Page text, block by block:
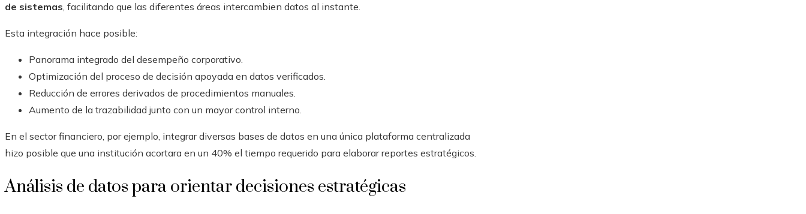
de sistemas, facilitando que las diferentes áreas intercambien datos al instante.
Esta integración hace posible:
Panorama integrado del desempeño corporativo.
Optimización del proceso de decisión apoyada en datos verificados.
Reducción de errores derivados de procedimientos manuales.
Aumento de la trazabilidad junto con un mayor control interno.
En el sector financiero, por ejemplo, integrar diversas bases de datos en una única plataforma centralizada
hizo posible que una institución acortara en un 40% el tiempo requerido para elaborar reportes estratégicos.
Análisis de datos para orientar decisiones estratégicas